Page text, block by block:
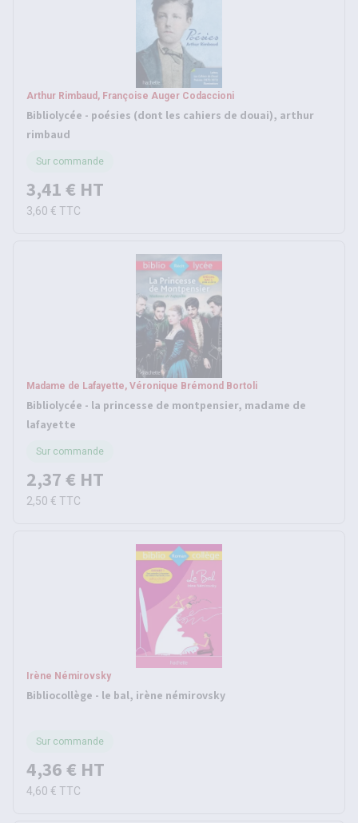
Arthur Rimbaud, Françoise Auger Codaccioni
Bibliolycée - poésies (dont les cahiers de douai), arthur
rimbaud
Sur commande
3,41 € HT
3,60 € TTC
Madame de Lafayette, Véronique Brémond Bortoli
Bibliolycée - la princesse de montpensier, madame de
lafayette
Sur commande
2,37 € HT
2,50 € TTC
Irène Némirovsky
Bibliocollège - le bal, irène némirovsky
Sur commande
4,36 € HT
4,60 € TTC